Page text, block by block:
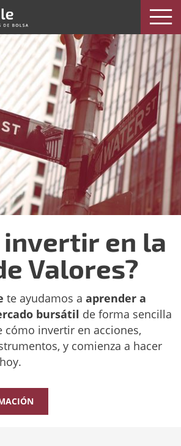
Bolsa de Valores?
invertir en la
Valores?
te ayudamos a aprender a
bursátil de forma sencilla
cómo invertir en acciones,
y comienza a hacer